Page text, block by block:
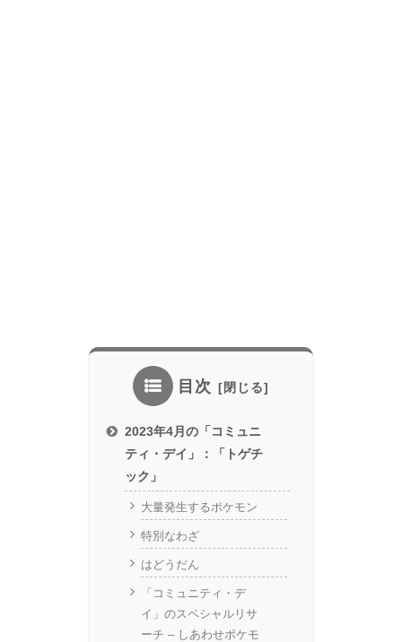
目次
2023年4月の「コミュニ
ティ・デイ」：「トゲチ
ック」
大量発生するポケモン
特別なわざ
はどうだん
「コミュニティ・デ
イ」のスペシャルリサ
ーチ – しあわせポケモ